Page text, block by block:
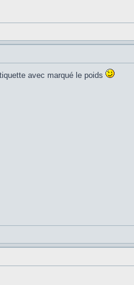
avec marqué le poids